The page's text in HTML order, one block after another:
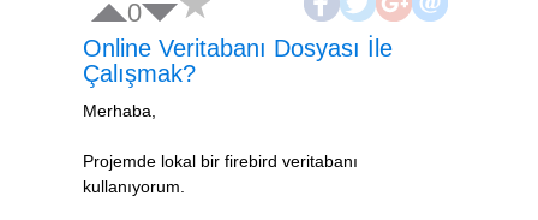
0
Online Veritabanı Dosyası İle
Çalışmak?
Merhaba,
Projemde lokal bir firebird veritabanı
kullanıyorum.